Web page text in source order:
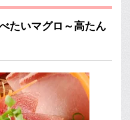
たいマグロ～高たん